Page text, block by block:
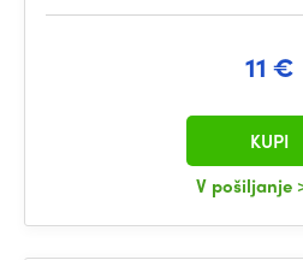
11 €
V pošiljanje
KUPI